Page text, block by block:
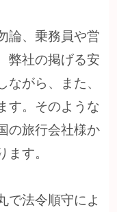
論、乗務員や営
弊社の掲げる安
がら、また、
す。そのような
の旅行会社様か
す。
で法令順守によ